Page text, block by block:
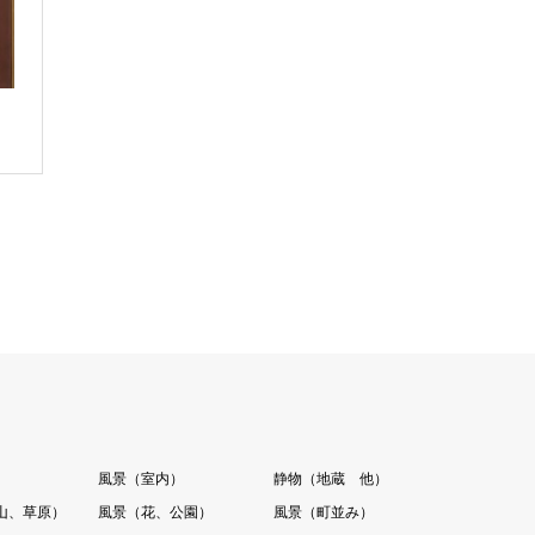
風景（室内）
静物（地蔵 他）
草原）
風景（花、公園） 風景（町並み）